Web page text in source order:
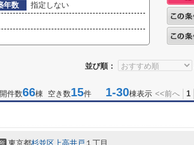
年数
指定しない
並び順：
件数66棟 空き数15件 1-30棟表示 <<前へ 1
東京都杉並区上高井戸 １丁目